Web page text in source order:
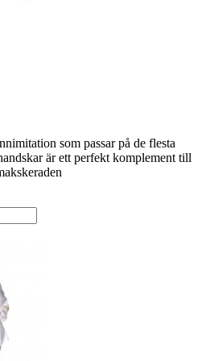
som passar på de flesta
är ett perfekt komplement till